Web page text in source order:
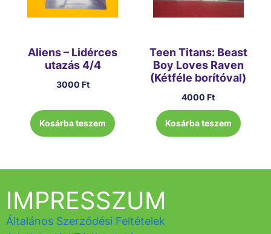
Aliens – Lidérces
utazás 4/4
3000 Ft
Kosárba teszem
Teen Titans: Beast
Boy Loves Raven
(Kétféle borítóval)
4000Ft
Kosárba teszem
IMPRESSZUM
Általános Szerződési Feltételek